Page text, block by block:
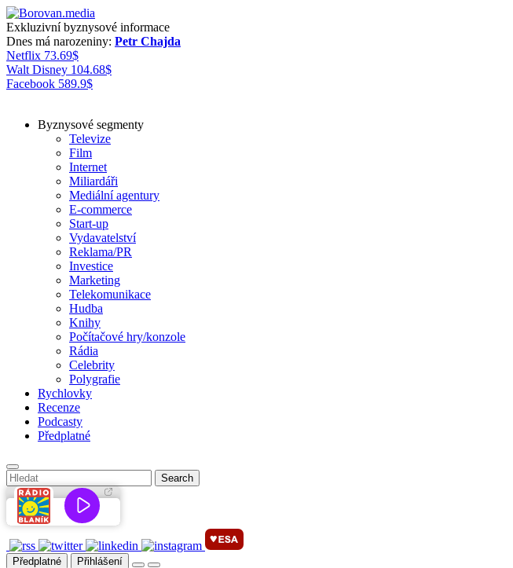
Exkluzivní byznysové informace
Dnes má narozeniny: Petr Chajda
Netflix 73.69$
Walt Disney 104.68$
Facebook 589.9$
Byznysové segmenty
Televize
Film
Internet
Miliardáři
Mediální agentury
E-commerce
Start-up
Vydavatelství
Reklama/PR
Investice
Marketing
Telekomunikace
Hudba
Knihy
Počítačové hry/konzole
Rádia
Celebrity
Polygrafie
Rychlovky
Recenze
Podcasty
Předplatné
Předplatné Přihlášení